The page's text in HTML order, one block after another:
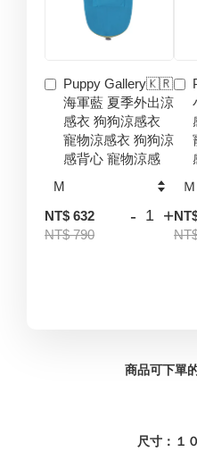
Puppy Gallery🇰🇷
海軍藍 夏季外出涼
感衣 狗狗涼感衣
寵物涼感衣 狗狗涼
感背心 寵物涼感
NT$ 632
NT$ 790
- +
商品可下單
尺寸：１